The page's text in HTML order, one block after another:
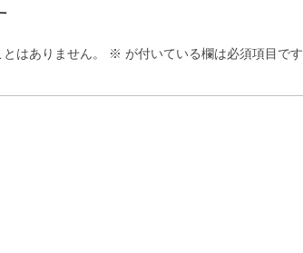
はありません。 ※ が付いている欄は必須項目です